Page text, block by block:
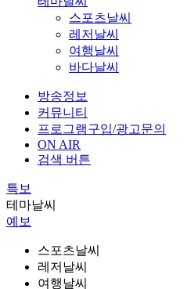
스포츠날씨
레저날씨
여행날씨
바다날씨
방송정보
커뮤니티
프로그램구입/광고문의
ON AIR
검색 버튼
특보
테마날씨
예보
스포츠날씨
레저날씨
여행날씨